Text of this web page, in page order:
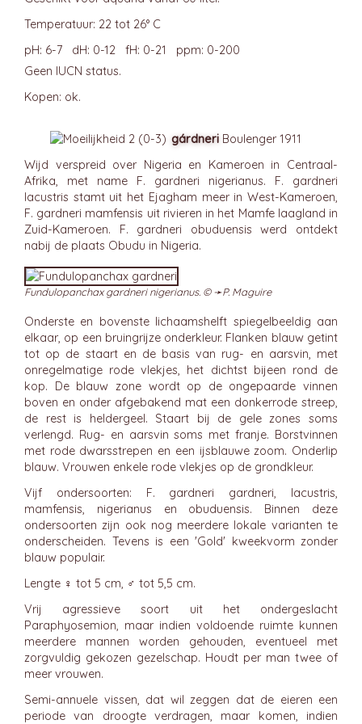
Temperatuur: 22 tot 26° C
pH: 6-7 dH: 0-12 fH: 0-21 ppm: 0-200
Geen IUCN status.
Kopen: ok.
gárdneri Boulenger 1911
Wijd verspreid over Nigeria en Kameroen in Centraal-
Afrika, met name F. gardneri nigerianus. F. gardneri
lacustris stamt uit het Ejagham meer in West-Kameroen,
F. gardneri mamfensis uit rivieren in het Mamfe laagland in
Zuid-Kameroen. F. gardneri obuduensis werd ontdekt
nabij de plaats Obudu in Nigeria.
Fundulopanchax gardneri nigerianus. © ➛P. Maguire
Onderste en bovenste lichaamshelft spiegelbeeldig aan
elkaar, op een bruingrijze onderkleur. Flanken blauw getint
tot op de staart en de basis van rug- en aarsvin, met
onregelmatige rode vlekjes, het dichtst bijeen rond de
kop. De blauw zone wordt op de ongepaarde vinnen
boven en onder afgebakend mat een donkerrode streep,
de rest is heldergeel. Staart bij de gele zones soms
verlengd. Rug- en aarsvin soms met franje. Borstvinnen
met rode dwarsstrepen en een ijsblauwe zoom. Onderlip
blauw. Vrouwen enkele rode vlekjes op de grondkleur.
Vijf ondersoorten: F. gardneri gardneri, lacustris,
mamfensis, nigerianus en obuduensis. Binnen deze
ondersoorten zijn ook nog meerdere lokale varianten te
onderscheiden. Tevens is een 'Gold' kweekvorm zonder
blauw populair.
Lengte ♀ tot 5 cm, ♂ tot 5,5 cm.
Vrij agressieve soort uit het ondergeslacht
Paraphyosemion, maar indien voldoende ruimte kunnen
meerdere mannen worden gehouden, eventueel met
zorgvuldig gekozen gezelschap. Houdt per man twee of
meer vrouwen.
Semi-annuele vissen, dat wil zeggen dat de eieren een
periode van droogte verdragen, maar komen, indien